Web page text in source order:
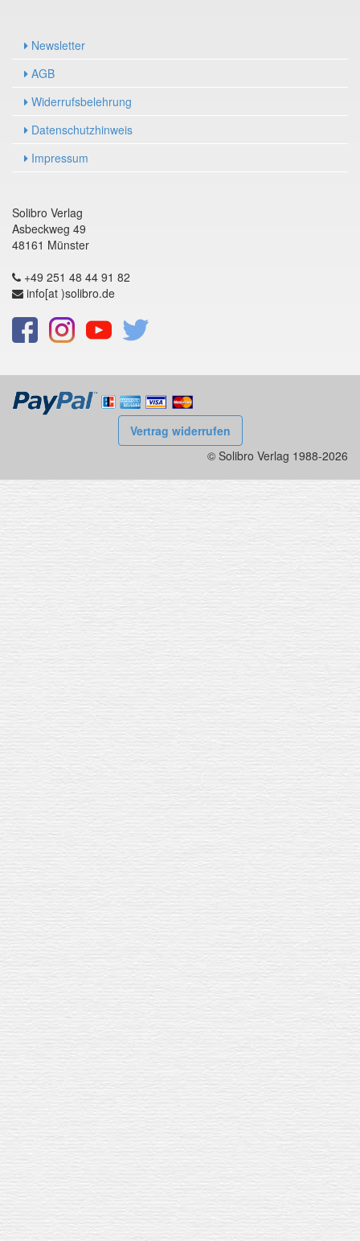
Newsletter
AGB
Widerrufsbelehrung
Datenschutzhinweis
Impressum
Solibro Verlag
Asbeckweg 49
48161 Münster
+49 251 48 44 91 82
info[at )solibro.de
Vertrag widerrufen
© Solibro Verlag 1988-2026